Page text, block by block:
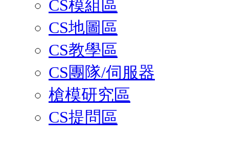
CS模組區
CS地圖區
CS教學區
CS團隊/伺服器
槍模研究區
CS提問區